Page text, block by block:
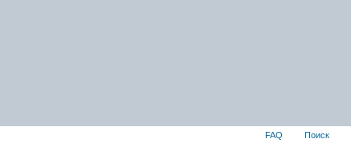
FAQ Поиск